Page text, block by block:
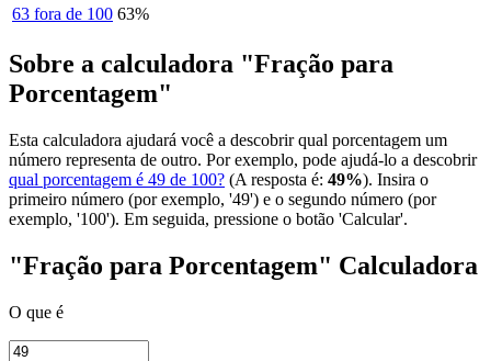
63 fora de 100 63%
Sobre a calculadora "Fração para
Porcentagem"
Esta calculadora ajudará você a descobrir qual porcentagem um
número representa de outro. Por exemplo, pode ajudá-lo a descobrir
qual porcentagem é 49 de 100? (A resposta é: 49%). Insira o
primeiro número (por exemplo, '49') e o segundo número (por
exemplo, '100'). Em seguida, pressione o botão 'Calcular'.
"Fração para Porcentagem" Calculadora
O que é